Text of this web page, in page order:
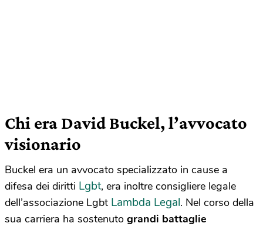
Chi era David Buckel, l’avvocato
visionario
Buckel era un avvocato specializzato in cause a
difesa dei diritti Lgbt, era inoltre consigliere legale
dell’associazione Lgbt Lambda Legal. Nel corso della
sua carriera ha sostenuto grandi battaglie